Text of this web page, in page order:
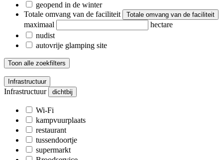
geopend in de winter
Totale omvang van de faciliteit
Totale omvang van de faciliteit
maximaal
hectare
nudist
autovrije glamping site
Toon alle zoekfilters
Infrastructuur
Infrastructuur dichtbij
Wi-Fi
kampvuurplaats
restaurant
tussendoortje
supermarkt